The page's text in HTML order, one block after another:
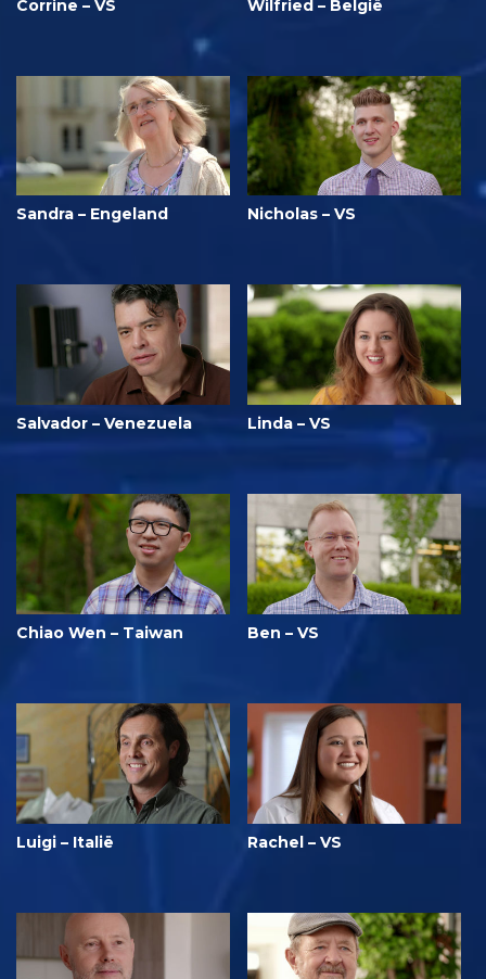
Corrine – VS Wilfried – België
Sandra – Engeland Nicholas – VS
Salvador – Venezuela Linda – VS
Chiao Wen – Taiwan Ben – VS
Luigi – Italië Rachel – VS